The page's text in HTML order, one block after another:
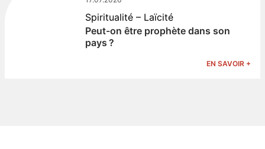
Spiritualité – Laïcité
Peut-on être prophète dans son
pays ?
EN SAVOIR +